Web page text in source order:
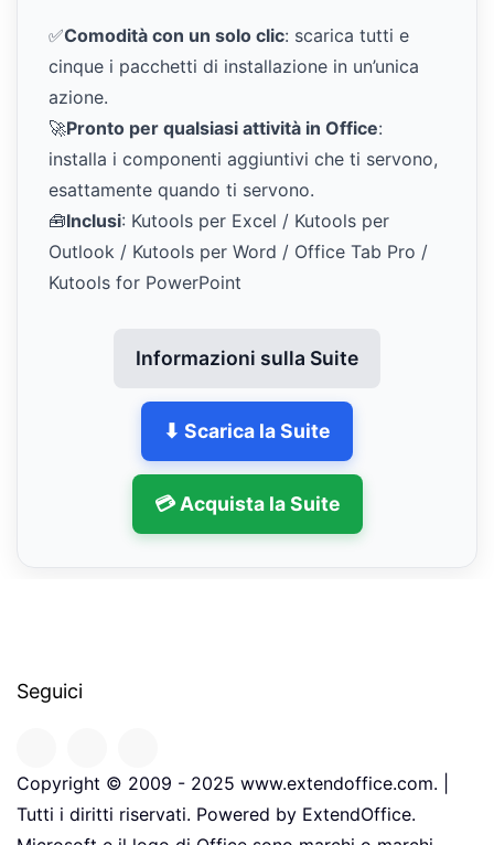
✅Comodità con un solo clic: scarica tutti e
cinque i pacchetti di installazione in un’unica
azione.
🚀Pronto per qualsiasi attività in Office:
installa i componenti aggiuntivi che ti servono,
esattamente quando ti servono.
🧰Inclusi: Kutools per Excel / Kutools per
Outlook / Kutools per Word / Office Tab Pro /
Kutools for PowerPoint
Informazioni sulla Suite
⬇ Scarica la Suite
💳 Acquista la Suite
Seguici
Copyright © 2009 - 2025 www.extendoffice.com. |
Tutti i diritti riservati. Powered by ExtendOffice.